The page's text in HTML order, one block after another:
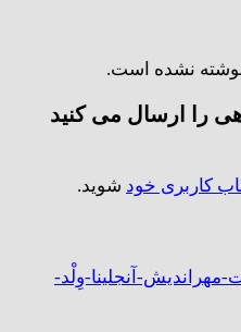
نشده است.
را ارسال می کنید
کاربری خود شوید.